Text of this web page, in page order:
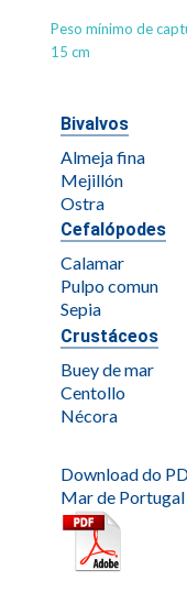
Peso mínimo de
15 cm
Bivalvos
Almeja fina
Mejillón
Ostra
Cefalópodes
Calamar
Pulpo comun
Sepia
Crustáceos
Buey de mar
Centollo
Nécora
Download do
Mar de Portugal